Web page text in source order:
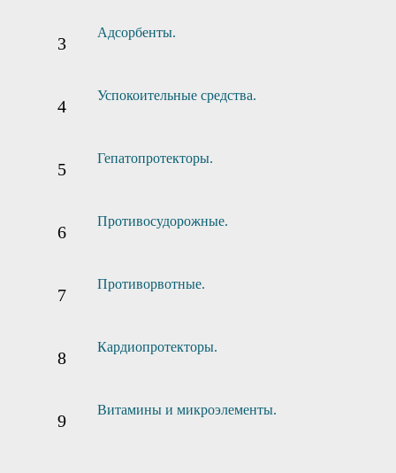
Адсорбенты.
Успокоительные средства.
Гепатопротекторы.
Противосудорожные.
Противорвотные.
Кардиопротекторы.
Витамины и микроэлементы.